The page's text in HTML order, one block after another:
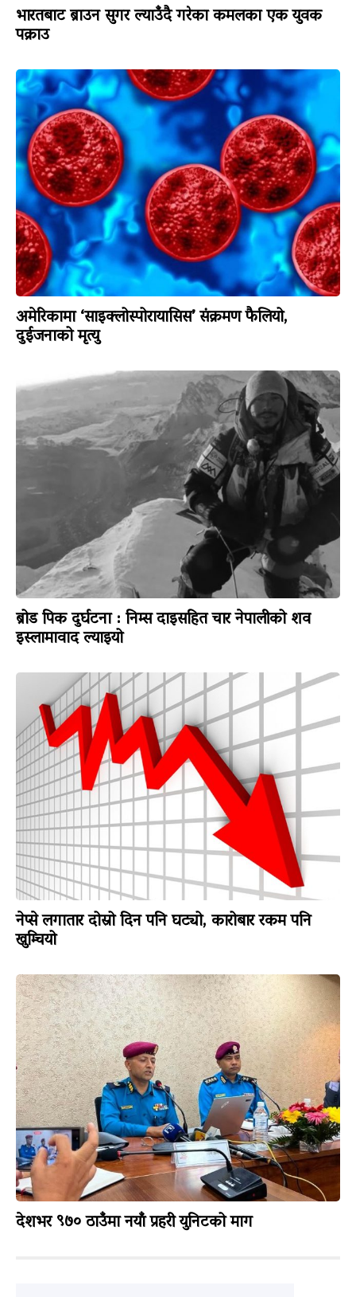
भारतबाट ब्राउन सुगर ल्याउँदै गरेका कमलका एक युवक
पक्राउ
अमेरिकामा ‘साइक्लोस्पोरायासिस’ संक्रमण फैलियो,
दुईजनाको मृत्यु
ब्रोड पिक दुर्घटना : निम्स दाइसहित चार नेपालीको शव
इस्लामावाद ल्याइयो
नेप्से लगातार दोस्रो दिन पनि घट्यो, कारोबार रकम पनि
खुम्चियो
देशभर ९७० ठाउँमा नयाँ प्रहरी युनिटको माग